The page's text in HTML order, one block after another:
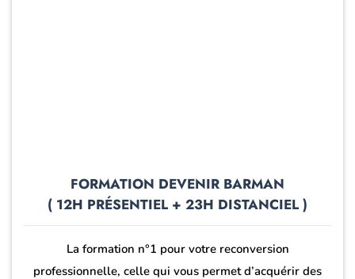
FORMATION DEVENIR BARMAN
( 12H PRÉSENTIEL + 23H DISTANCIEL )
La formation n°1 pour votre reconversion
professionnelle, celle qui vous permet d’acquérir des